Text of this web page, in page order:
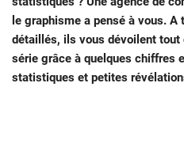
le graphisme a pensé à vous.
détaillés, ils vous dévoilent tout
série grâce à quelques chiffres
statistiques et petites